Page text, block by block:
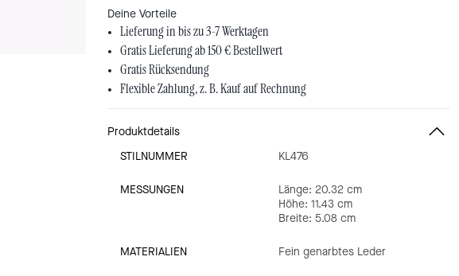
Deine Vorteile
Lieferung in bis zu 3-7 Werktagen
Gratis Lieferung ab 150 € Bestellwert
Gratis Rücksendung
Flexible Zahlung, z. B. Kauf auf Rechnung
Produktdetails
STILNUMMER
KL476
MESSUNGEN
Länge: 20.32 cm
Höhe: 11.43 cm
Breite: 5.08 cm
MATERIALIEN Fein genarbtes Leder